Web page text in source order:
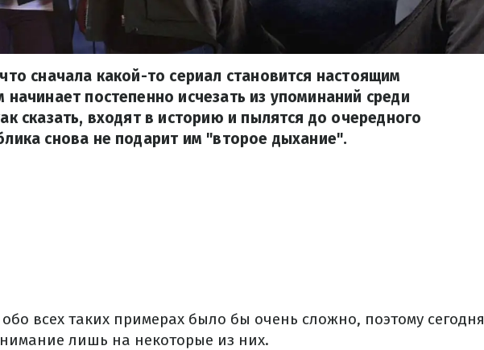
сначала какой-то сериал становится настоящим
постепенно исчезать из упоминаний среди
сказать, входят в историю и пылятся до очередного
снова не подарит им "второе дыхание".
всех таких примерах было бы очень сложно, поэтому сегодня
лишь на некоторые из них.